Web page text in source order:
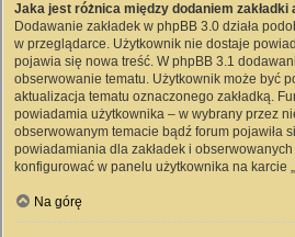
Jaka jest różnica między dodaniem zakładki
Dodawanie zakładek w phpBB 3.0 działa
w przeglądarce. Użytkownik nie dostaje
pojawia się nowa treść. W phpBB 3.1
obserwowanie tematu. Użytkownik może być
aktualizacja tematu oznaczonego zakładką.
powiadamia użytkownika – w wybrany przez
obserwowanym temacie bądź forum pojawiła
powiadamiania dla zakładek i
konfigurować w panelu użytkownika na karcie
Na górę